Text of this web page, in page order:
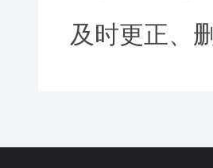
及时更正、